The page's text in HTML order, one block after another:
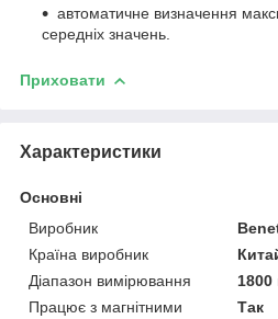
автоматичне визначення
середніх значень.
Приховати
Характеристики
Основні
Виробник
Країна виробник
Діапазон вимірювання
1800
Працює з магнітними
Так